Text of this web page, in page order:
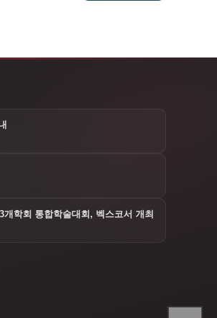
학회 통합학술대회, 벡스코서 개최